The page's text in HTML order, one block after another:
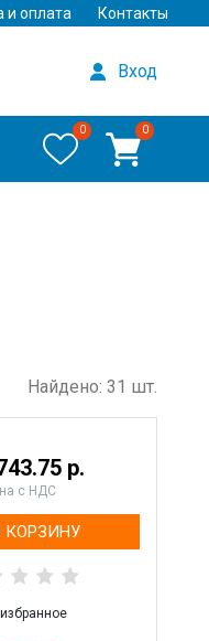
и оплата Контакты
Вход
0 0
Найдено: 31 шт.
р.
с НДС
КОРЗИНУ